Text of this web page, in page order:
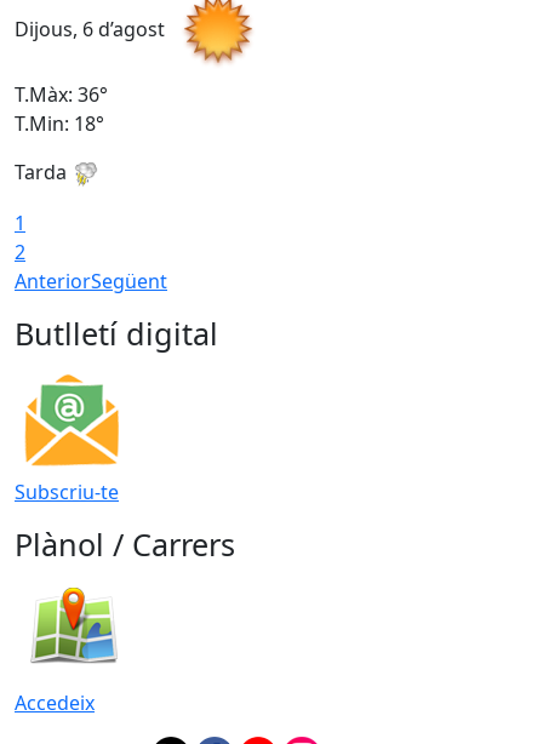
Dijous, 6 d’agost
T.Màx: 36°
T.Min: 18°
Tarda
1
2
AnteriorSegüent
Butlletí digital
Subscriu-te
Plànol / Carrers
Accedeix